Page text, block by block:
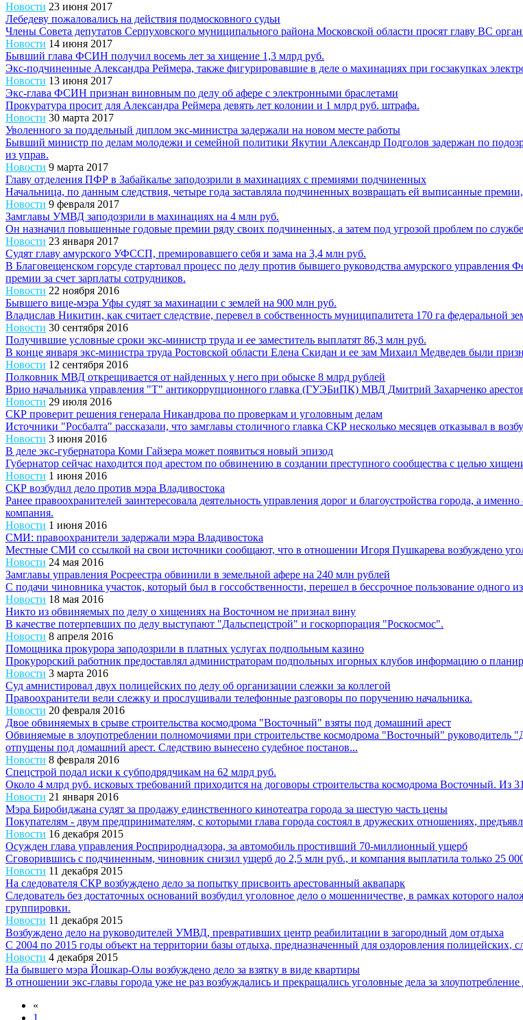
Новости 23 июня 2017
Лебедеву пожаловались на действия подмосковного судьи
Члены Совета депутатов Серпуховского муниципального района Московской области просят главу ВС
Новости 14 июня 2017
Бывший глава ФСИН получил восемь лет за хищение 1,3 млрд руб.
Экс-подчиненные Александра Реймера, также фигурировавшие в деле о махинациях при госзакупках
Новости 13 июня 2017
Экс-глава ФСИН признан виновным по делу об афере с электронными браслетами
Прокуратура просит для Александра Реймера девять лет колонии и 1 млрд руб. штрафа.
Новости 30 марта 2017
Уволенного за поддельный диплом экс-министра задержали на новом месте работы
Бывший министр по делам молодежи и семейной политики Якутии Александр Подголов задержан по
из управ.
Новости 9 марта 2017
Главу отделения ПФР в Забайкалье заподозрили в махинациях с премиями подчиненных
Начальница, по данным следствия, четыре года заставляла подчиненных возвращать ей выписанные
Новости 9 февраля 2017
Замглавы УМВД заподозрили в махинациях на 4 млн руб.
Он назначил повышенные годовые премии ряду своих подчиненных, а затем под угрозой проблем по
Новости 23 января 2017
Судят главу амурского УФССП, премировавшего себя и зама на 3,4 млн руб.
В Благовещенском горсуде стартовал процесс по делу против бывшего руководства амурского управления
премии за счет зарплаты сотрудников.
Новости 22 ноября 2016
Бывшего вице-мэра Уфы судят за махинации с землей на 900 млн руб.
Владислав Никитин, как считает следствие, перевел в собственность муниципалитета 170 га федеральной
Новости 30 сентября 2016
Получившие условные сроки экс-министр труда и ее заместитель выплатят 86,3 млн руб.
В конце января экс-министра труда Ростовской области Елена Скидан и ее зам Михаил Медведев были
Новости 12 сентября 2016
Полковник МВД открещивается от найденных у него при обыске 8 млрд рублей
Врио начальника управления "Т" антикоррупционного главка (ГУЭБиПК) МВД Дмитрий Захарченко
Новости 29 июля 2016
СКР проверит решения генерала Никандрова по проверкам и уголовным делам
Источники "Росбалта" рассказали, что замглавы столичного главка СКР несколько месяцев отказывал в
Новости 3 июня 2016
В деле экс-губернатора Коми Гайзера может появиться новый эпизод
Губернатор сейчас находится под арестом по обвинению в создании преступного сообщества с целью
Новости 1 июня 2016
СКР возбудил дело против мэра Владивостока
Ранее правоохранителей заинтересовала деятельность управления дорог и благоустройства города, а
компания.
Новости 1 июня 2016
СМИ: правоохранители задержали мэра Владивостока
Местные СМИ со ссылкой на свои источники сообщают, что в отношении Игоря Пушкарева возбуждено
Новости 24 мая 2016
Замглавы управления Росреестра обвинили в земельной афере на 240 млн рублей
С подачи чиновника участок, который был в госсобственности, перешел в бессрочное пользование одного
Новости 18 мая 2016
Никто из обвиняемых по делу о хищениях на Восточном не признал вину
В качестве потерпевших по делу выступают "Дальспецстрой" и госкорпорация "Роскосмос".
Новости 8 апреля 2016
Помощника прокурора заподозрили в платных услугах подпольным казино
Прокурорский работник предоставлял администраторам подпольных игорных клубов информацию о
Новости 3 марта 2016
Суд амнистировал двух полицейских по делу об организации слежки за коллегой
Правоохранители вели слежку и прослушивали телефонные разговоры по поручению начальника.
Новости 20 февраля 2016
Двое обвиняемых в срыве строительства космодрома "Восточный" взяты под домашний арест
Обвиняемые в злоупотреблении полномочиями при строительстве космодрома "Восточный"
отпущены под домашний арест. Следствию вынесено судебное постанов...
Новости 8 февраля 2016
Спецстрой подал иски к субподрядчикам на 62 млрд руб.
Около 4 млрд руб. исковых требований приходится на договоры строительства космодрома Восточный. Из
Новости 21 января 2016
Мэра Биробиджана судят за продажу единственного кинотеатра города за шестую часть цены
Покупателям - двум предпринимателям, с которыми глава города состоял в дружеских отношениях,
Новости 16 декабря 2015
Осужден глава управления Росприроднадзора, за автомобиль простивший 70-миллионный ущерб
Сговорившись с подчиненным, чиновник снизил ущерб до 2,5 млн руб., и компания выплатила только 25
Новости 11 декабря 2015
На следователя СКР возбуждено дело за попытку присвоить арестованный аквапарк
Следователь без достаточных оснований возбудил уголовное дело о мошенничестве, в рамках которого
группировки.
Новости 11 декабря 2015
Возбуждено дело на руководителей УМВД, превративших центр реабилитации в загородный дом отдыха
С 2004 по 2015 годы объект на территории базы отдыха, предназначенный для оздоровления
Новости 4 декабря 2015
На бывшего мэра Йошкар-Олы возбуждено дело за взятку в виде квартиры
В отношении экс-главы города уже не раз возбуждались и прекращались уголовные дела за
«